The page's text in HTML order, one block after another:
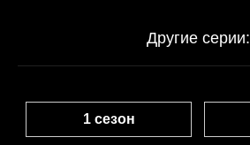
Другие серии:
1 сезон